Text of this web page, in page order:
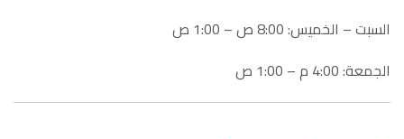
السبت – الخميس: 8:00 ص – 1:00 ص
الجمعة: 4:00 م – 1:00 ص